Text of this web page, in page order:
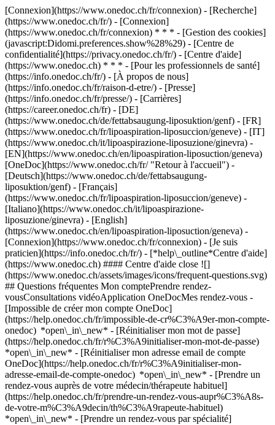
[Connexion](https://www.onedoc.ch/fr/connexion) - [Recherche]
(https://www.onedoc.ch/fr/) - [Connexion]
(https://www.onedoc.ch/fr/connexion) * * * - [Gestion des cookies]
(javascript:Didomi.preferences.show%28%29) - [Centre de
confidentialité](https://privacy.onedoc.ch/fr/) - [Centre d'aide]
(https://www.onedoc.ch) * * * - [Pour les professionnels de santé]
(https://info.onedoc.ch/fr/) - [À propos de nous]
(https://info.onedoc.ch/fr/raison-d-etre/) - [Presse]
(https://info.onedoc.ch/fr/presse/) - [Carrières]
(https://career.onedoc.ch/fr) - [DE]
(https://www.onedoc.ch/de/fettabsaugung-liposuktion/genf) - [FR]
(https://www.onedoc.ch/fr/lipoaspiration-liposuccion/geneve) - [IT]
(https://www.onedoc.ch/it/lipoaspirazione-liposuzione/ginevra) -
[EN](https://www.onedoc.ch/en/lipoaspiration-liposuction/geneva)
[OneDoc](https://www.onedoc.ch/fr/ "Retour à l'accueil") -
[Deutsch](https://www.onedoc.ch/de/fettabsaugung-
liposuktion/genf) - [Français]
(https://www.onedoc.ch/fr/lipoaspiration-liposuccion/geneve) -
[Italiano](https://www.onedoc.ch/it/lipoaspirazione-
liposuzione/ginevra) - [English]
(https://www.onedoc.ch/en/lipoaspiration-liposuction/geneva) -
[Connexion](https://www.onedoc.ch/fr/connexion) - [Je suis
praticien](https://info.onedoc.ch/fr/) - [*help\_outline*Centre d'aide]
(https://www.onedoc.ch) #### Centre d'aide close ![]
(https://www.onedoc.ch/assets/images/icons/frequent-questions.svg)
## Questions fréquentes Mon comptePrendre rendez-
vousConsultations vidéoApplication OneDocMes rendez-vous -
[Impossible de créer mon compte OneDoc]
(https://help.onedoc.ch/fr/impossible-de-cr%C3%A9er-mon-compte-
onedoc) *open\_in\_new* - [Réinitialiser mon mot de passe]
(https://help.onedoc.ch/fr/r%C3%A9initialiser-mon-mot-de-passe)
*open\_in\_new* - [Réinitialiser mon adresse email de compte
OneDoc](https://help.onedoc.ch/fr/r%C3%A9initialiser-mon-
adresse-email-de-compte-onedoc) *open\_in\_new* - [Prendre un
rendez-vous auprès de votre médecin/thérapeute habituel]
(https://help.onedoc.ch/fr/prendre-un-rendez-vous-aupr%C3%A8s-
de-votre-m%C3%A9decin/th%C3%A9rapeute-habituel)
*open\_in\_new* - [Prendre un rendez-vous par spécialité]